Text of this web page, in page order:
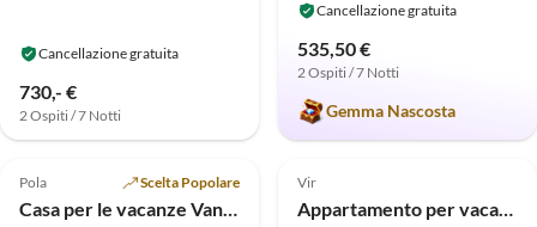
Cancellazione gratuita
730,- €
2 Ospiti / 7 Notti
Cancellazione gratuita
535,50 €
2 Ospiti / 7 Notti
Gemma Nascosta
Alto
4.8 (7)
Pola Scelta Popolare
Casa per le vacanze Vanesa
Alto
5.0 (3)
Vir
Appartamento per vacanze Appartamento vicino alla spiaggia